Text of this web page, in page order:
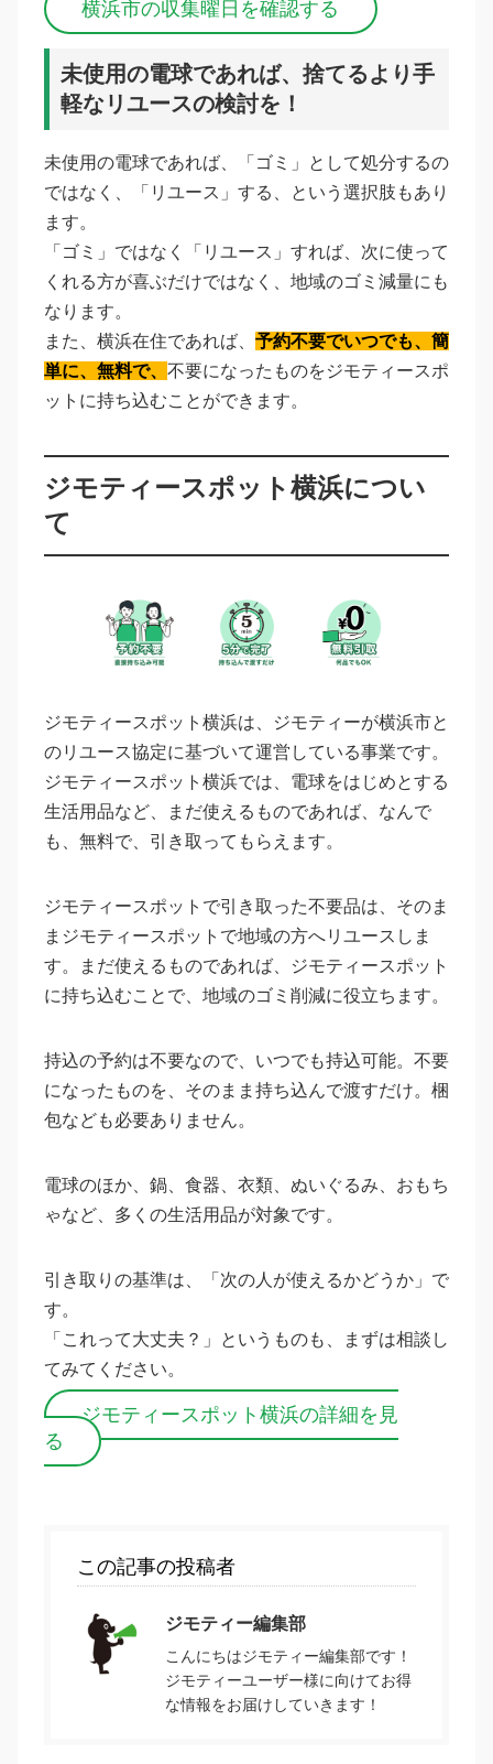
横浜市の収集曜日を確認する
未使用の電球であれば、捨てるより手
軽なリユースの検討を！
未使用の電球であれば、「ゴミ」として処分するの
ではなく、「リユース」する、という選択肢もあり
ます。
「ゴミ」ではなく「リユース」すれば、次に使って
くれる方が喜ぶだけではなく、地域のゴミ減量にも
なります。
また、横浜在住であれば、 予約不要でいつでも、簡
単に、無料で、 不要になったものをジモティースポ
ットに持ち込むことができます。
ジモティースポット横浜につい
て
ジモティースポット横浜は、ジモティーが横浜市と
のリユース協定に基づいて運営している事業です。
ジモティースポット横浜では、電球をはじめとする
生活用品など、まだ使えるものであれば、なんで
も、無料で、引き取ってもらえます。
ジモティースポットで引き取った不要品は、そのま
まジモティースポットで地域の方へリユースしま
す。まだ使えるものであれば、ジモティースポット
に持ち込むことで、地域のゴミ削減に役立ちます。
持込の予約は不要なので、いつでも持込可能。不要
になったものを、そのまま持ち込んで渡すだけ。梱
包なども必要ありません。
電球のほか、鍋、食器、衣類、ぬいぐるみ、おもち
ゃなど、多くの生活用品が対象です。
引き取りの基準は、「次の人が使えるかどうか」で
す。
「これって大丈夫？」というものも、まずは相談し
てみてください。
ジモティースポット横浜の詳細を見
る
この記事の投稿者
ジモティー編集部
こんにちはジモティー編集部です！
ジモティーユーザー様に向けてお得
な情報をお届けしていきます！